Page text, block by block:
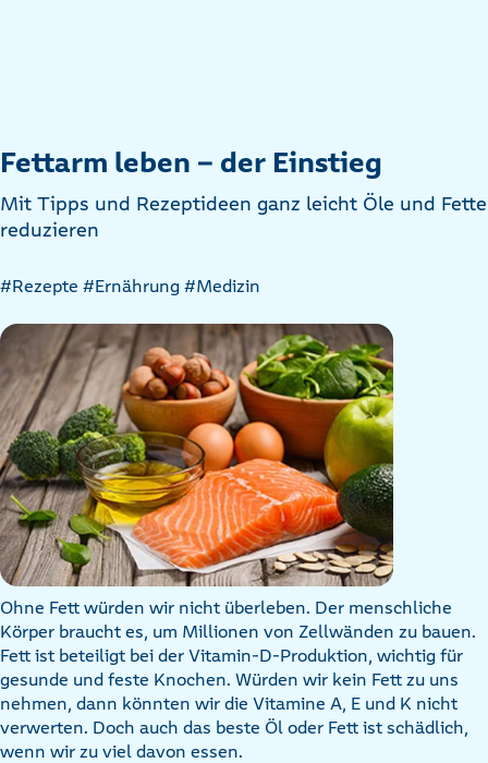
Fettarm leben – der Einstieg
Mit Tipps und Rezeptideen ganz leicht Öle und Fette
reduzieren
Artikel
Kategorien
filtern
#Rezepte #Ernährung #Medizin
Ohne Fett würden wir nicht überleben. Der menschliche
Körper braucht es, um Millionen von Zellwänden zu bauen.
Fett ist beteiligt bei der Vitamin-D-Produktion, wichtig für
gesunde und feste Knochen. Würden wir kein Fett zu uns
nehmen, dann könnten wir die Vitamine A, E und K nicht
verwerten. Doch auch das beste Öl oder Fett ist schädlich,
wenn wir zu viel davon essen.